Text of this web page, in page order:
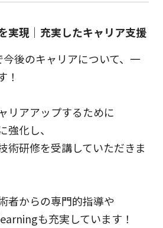
実現｜充実したキャリア支援
後のキャリアについて、一
！
リアアップするために
強化し、
術研修を受講していただきま
者からの専門的指導や
も充実しています！